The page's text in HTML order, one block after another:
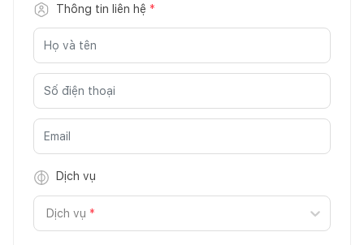
Thông tin liên hệ *
Dịch vụ
Dịch vụ *